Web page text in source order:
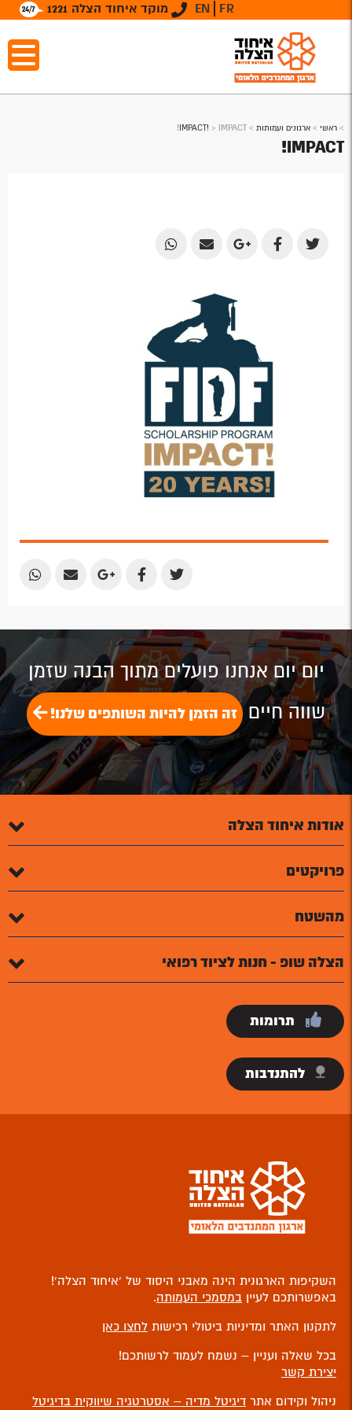
מוקד איחוד הצלה 1221 EN FR
> ראשי > ארגונים ועמותות >
IMPACT! > IMPACT!
IMPACT!
Share
Share
Facebook
Share
Google
Plus
Share
Email
Share
Share
Share
Share
Share
Share
יום יום אנחנו פועלים מתוך הבנה שזמן
שווה חיים זה הזמן להיות השותפים שלנו!
אודות איחוד הצלה
פרויקטים
מהשטח
הצלה שופ - חנות לציוד רפואי
תרומות
להתנדבות
השקיפות הארגונית הינה מאבני היסוד של ‘איחוד הצלה’!
באפשרותכם לעיין במסמכי העמותה.
לתקנון האתר ומדיניות ביטולי רכישות לחצו כאן
בכל שאלה ועניין – נשמח לעמוד לרשותכם!
יצירת קשר
ניהול וקידום אתר דיגיטל מדיה – אסטרטגיה שיווקית בדיגיטל